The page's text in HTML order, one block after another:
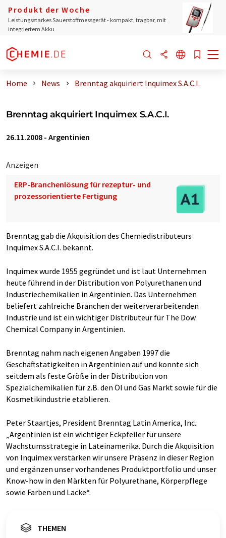
Produkt der Woche
Leistungsstarkes Sauerstoffmessgerät - kompakt, tragbar, mit
integriertem Akku
Home News Brenntag akquiriert Inquimex S.A.C.I.
Brenntag akquiriert Inquimex S.A.C.I.
26.11.2008 - Argentinien
Anzeigen
ERP-Branchenlösung für rezeptur- und
prozessorientierte Fertigung
Brenntag gab die Akquisition des Chemiedistributeurs
Inquimex S.A.C.I. bekannt.
Inquimex wurde 1955 gegründet und ist laut Unternehmen
heute führend in der Distribution von Polyurethanen und
Industriechemikalien in Argentinien. Das Unternehmen
beliefert zahlreiche Branchen der weiterverarbeitenden
Industrie und ist ein wichtiger Distributeur für The Dow
Chemical Company in Argentinien.
Brenntag nahm nach eigenen Angaben 1997 die
Geschäftstätigkeiten in Argentinien auf und konnte sich
seitdem als feste Größe in der Distribution von
Spezialchemikalien für z.B. den Öl und Gas Markt sowie für die
Kosmetikindustrie etablieren.
Peter Staartjes, President Brenntag Latin America, Inc.:
„Argentinien ist ein wichtiger Eckpfeiler für unsere
Wachstumsstrategie in Lateinamerika. Durch die Akquisition
von Inquimex verstärken wir unsere Präsenz in dieser Region
und ergänzen unser vorhandenes Produktportfolio und unser
Know-how in den Märkten für Polyurethane, Körperpflege
sowie Farben und Lacke“.
THEMEN